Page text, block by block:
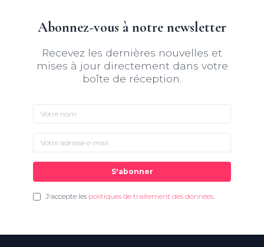
Abonnez-vous à notre newsletter
Recevez les dernières nouvelles et
mises à jour directement dans votre
boîte de réception.
S'abonner
J'accepte les politiques de traitement des données.